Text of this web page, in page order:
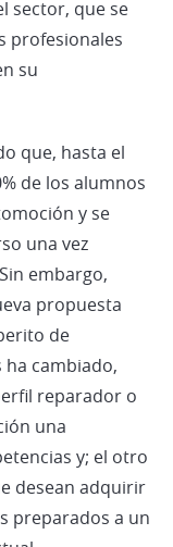
sector, que se
profesionales
su
que, hasta el
de los alumnos
y se
una vez
embargo,
propuesta
de
cambiado,
reparador o
una
y; el otro
desean adquirir
preparados a un